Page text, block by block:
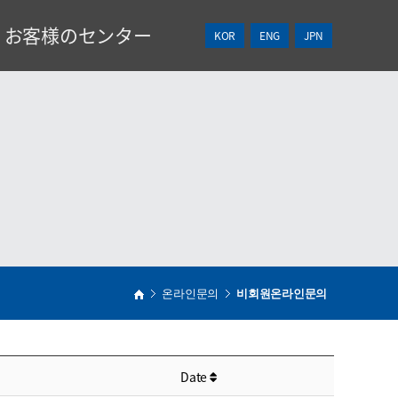
お客様のセンター KOR ENG JPN
온라인문의 비회원온라인문의
Date